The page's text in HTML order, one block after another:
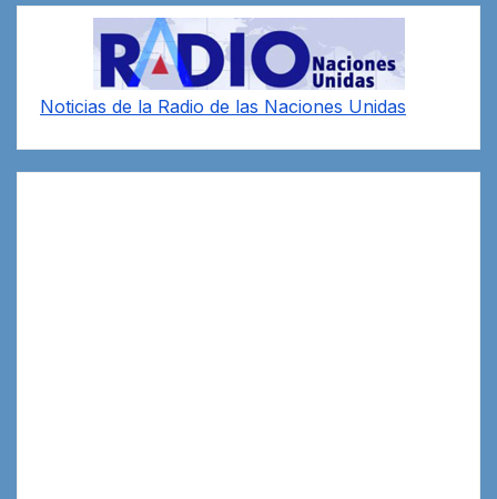
Noticias de la Radio de las Naciones Unidas